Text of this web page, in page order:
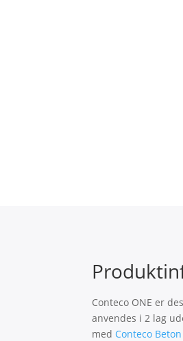
Conteco ONE er
anvendes i 2 lag
med Conteco